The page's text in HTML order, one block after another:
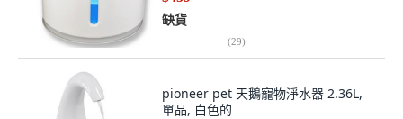
缺貨
(29)
pioneer pet 天鵝寵物淨水器 2.36L,
單品, 白色的